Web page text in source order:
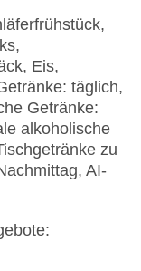
ohne Gebühr
Eis,
täglich,
Getränke:
alkoholische
zu
AI-